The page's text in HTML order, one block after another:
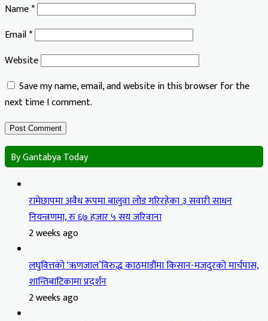
Name*
Email*
Website
Save my name, email, and website in this browser for the
next time I comment.
By Gantabya Today
रामेछापमा अवैध रूपमा बालुवा लोड गरिरहेका ३ सवारी साधन
नियन्त्रणमा, रु ६७ हजार ५ सय जरिवाना
2 weeks ago
लघुवित्तको ‘ऋणजाल’विरुद्ध काठमाडौंमा किसान-मजदुरको मार्चपास,
शान्तिबाटिकामा प्रदर्शन
2 weeks ago